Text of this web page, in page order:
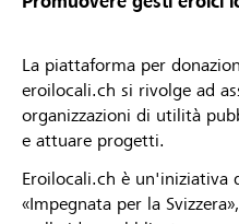
La piattaforma per
eroilocali.ch si rivolge ad
organizzazioni di utilità
e attuare progetti.
Eroilocali.ch è un'iniziativa
«Impegnata per la